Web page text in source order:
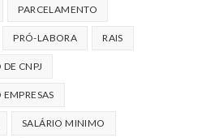
PARCELAMENTO
PRÓ-LABORA RAIS
CNPJ
SALÁRIO MINIMO